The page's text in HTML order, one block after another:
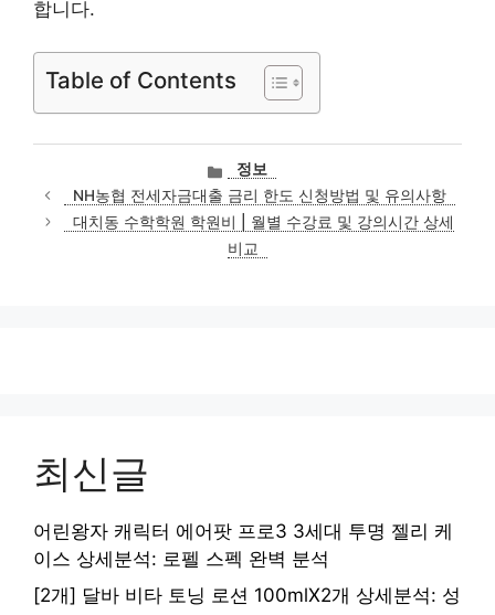
합니다.
Table of Contents
카
테
고
리
정보
NH농협 전세자금대출 금리 한도 신청방법 및 유의사항
대치동 수학학원 학원비 | 월별 수강료 및 강의시간 상세
비교
최신글
어린왕자 캐릭터 에어팟 프로3 3세대 투명 젤리 케
이스 상세분석: 로펠 스펙 완벽 분석
[2개] 달바 비타 토닝 로션 100mlX2개 상세분석: 성